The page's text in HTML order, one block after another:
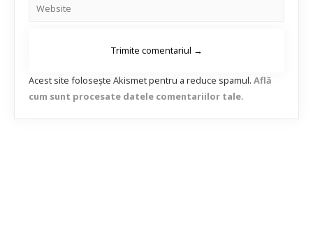
Acest site folosește Akismet pentru a reduce spamul. Află
cum sunt procesate datele comentariilor tale.